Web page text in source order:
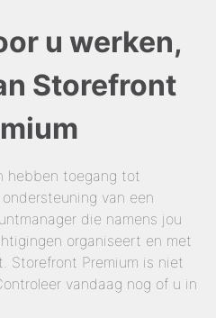
u werken,
Storefront
hebben toegang tot
van een
die namens jou
organiseert en met
Storefront Premium is niet
vandaag nog of u in